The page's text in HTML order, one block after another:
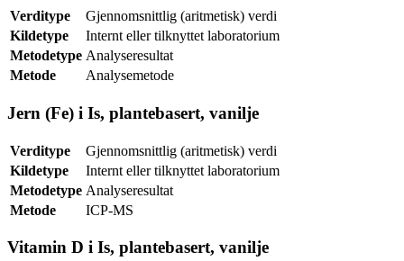
Verditype
Gjennomsnittlig (aritmetisk) verdi
Kildetype
Internt eller tilknyttet laboratorium
Metodetype Analyseresultat
Metode
Analysemetode
Jern (Fe) i Is, plantebasert, vanilje
Verditype
Gjennomsnittlig (aritmetisk) verdi
Kildetype
Internt eller tilknyttet laboratorium
Metodetype Analyseresultat
Metode
ICP-MS
Vitamin D i Is, plantebasert, vanilje